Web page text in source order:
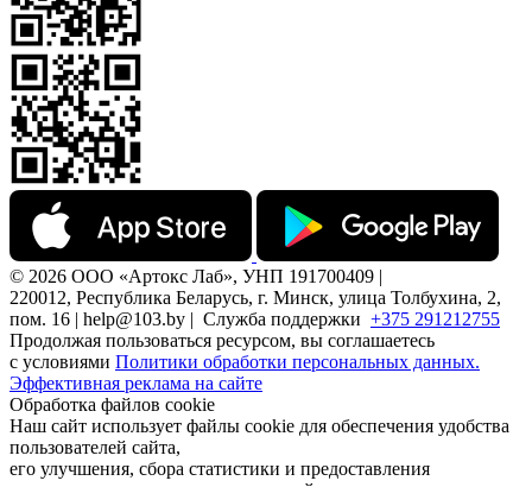
© 2026 ООО «Артокс Лаб», УНП 191700409 |
220012, Республика Беларусь, г. Минск, улица Толбухина, 2,
пом. 16 | help@103.by | Служба поддержки +375 291212755
Продолжая пользоваться ресурсом, вы соглашаетесь
с условиями Политики обработки персональных данных.
Эффективная реклама на сайте
Обработка файлов cookie
Наш сайт использует файлы cookie для обеспечения удобства
пользователей сайта,
его улучшения, сбора статистики и предоставления